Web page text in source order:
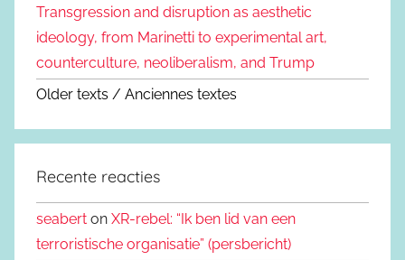
Transgression and disruption as aesthetic
ideology, from Marinetti to experimental art,
counterculture, neoliberalism, and Trump
Older texts / Anciennes textes
Recente reacties
seabert on XR-rebel: “Ik ben lid van een
terroristische organisatie” (persbericht)